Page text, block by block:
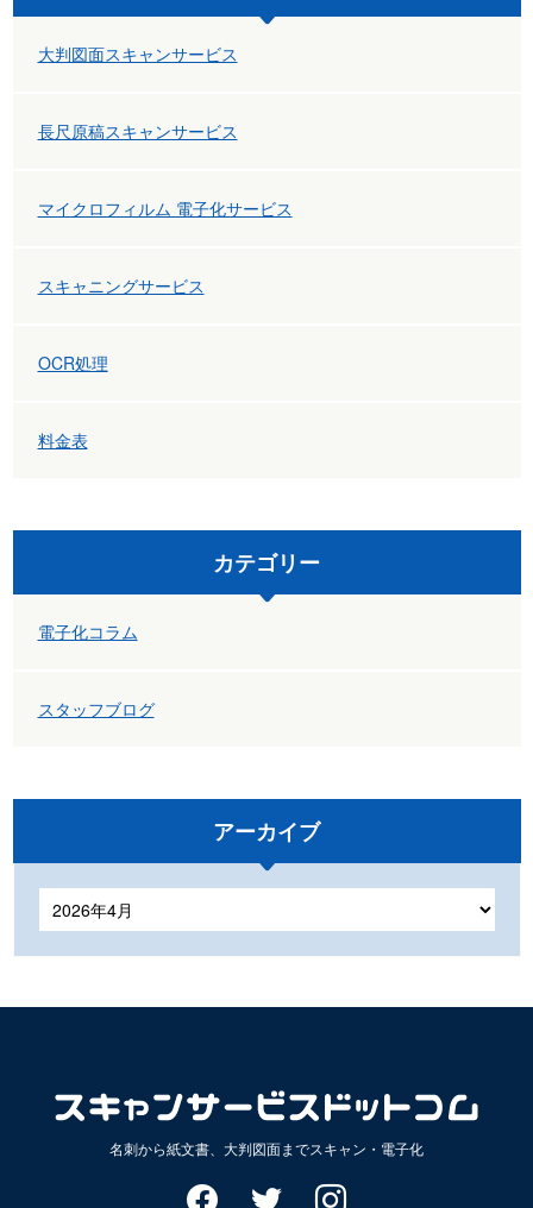
大判図面スキャンサービス
長尺原稿スキャンサービス
マイクロフィルム 電子化サービス
スキャニングサービス
OCR処理
料金表
カテゴリー
電子化コラム
スタッフブログ
アーカイブ
ー
名刺から紙文書、大判図面までスキャン・電子化